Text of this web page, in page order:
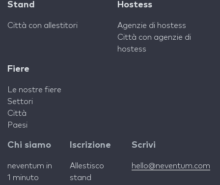
Stand
Città con allestitori
Hostess
Agenzie di hostess
Città con agenzie di
hostess
Fiere
Le nostre fiere
Settori
Città
Paesi
Chi siamo
neventum in
1 minuto
Iscrizione
Allestisco
stand
Scrivi
hello@neventum.com